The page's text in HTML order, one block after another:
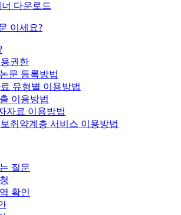
다운로드
이세요?
권한
문 등록방법
유형별 이용방법
이용방법
자료 이용방법
취약계층 서비스 이용방법
질문
확인